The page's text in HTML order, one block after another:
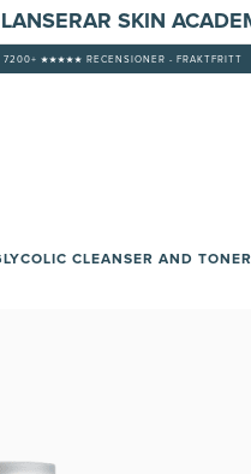
SKIN
7200+ ★★★★★ RECENSIONER - FRAKTFRITT
CLEANSER AND TONER